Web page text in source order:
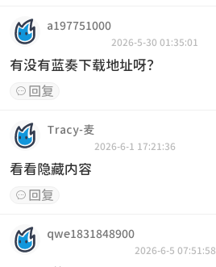
a197751000
2026-5-30 01:35:01
有没有蓝奏下载地址呀？
 回复
Tracy-麦
2026-6-1 17:21:36
看看隐藏内容
 回复
qwe1831848900
2026-6-5 07:51:58